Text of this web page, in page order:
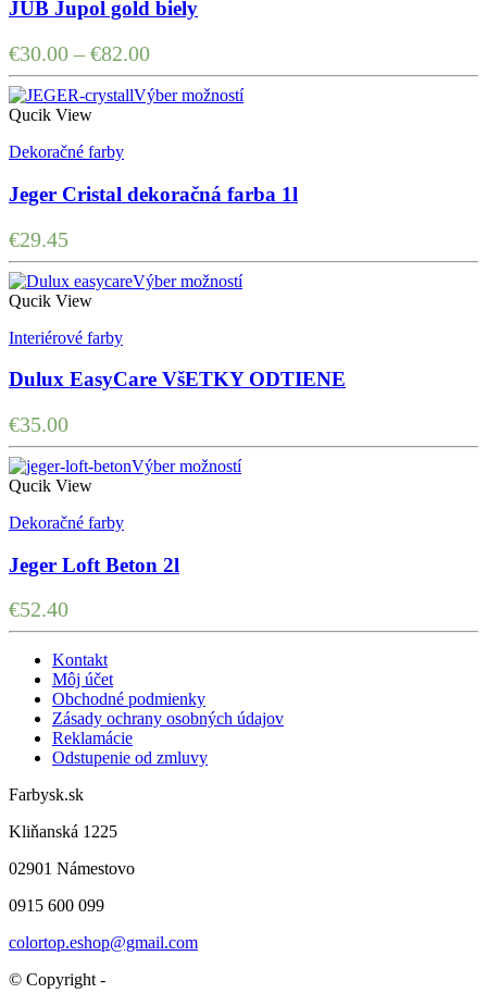
JUB Jupol gold biely
€30.00 – €82.00
Výber možností
Qucik View
Dekoračné farby
Jeger Cristal dekoračná farba 1l
€29.45
Výber možností
Qucik View
Interiérové farby
Dulux EasyCare VšETKY ODTIENE
€35.00
Výber možností
Qucik View
Dekoračné farby
Jeger Loft Beton 2l
€52.40
Kontakt
Môj účet
Obchodné podmienky
Zásady ochrany osobných údajov
Reklamácie
Odstupenie od zmluvy
Farbysk.sk
Kliňanská 1225
02901 Námestovo
0915 600 099
colortop.eshop@gmail.com
© Copyright -